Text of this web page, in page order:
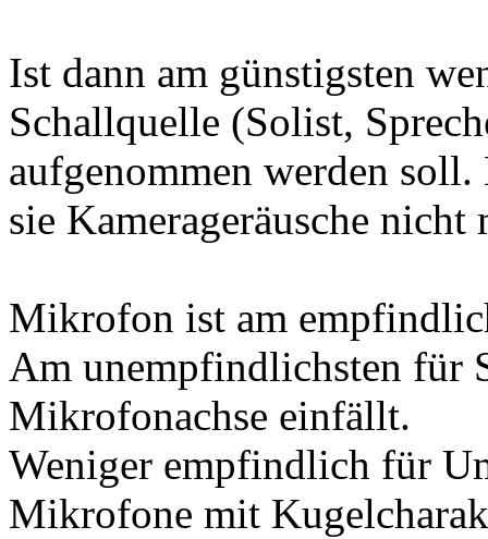
Ist dann am günstigsten
Schallquelle (Solist,
aufgenommen werden
sie Kamerageräusche nicht
Mikrofon ist am
Am unempfindlichsten für
Mikrofonachse einfällt.
Weniger empfindlich für
Mikrofone mit